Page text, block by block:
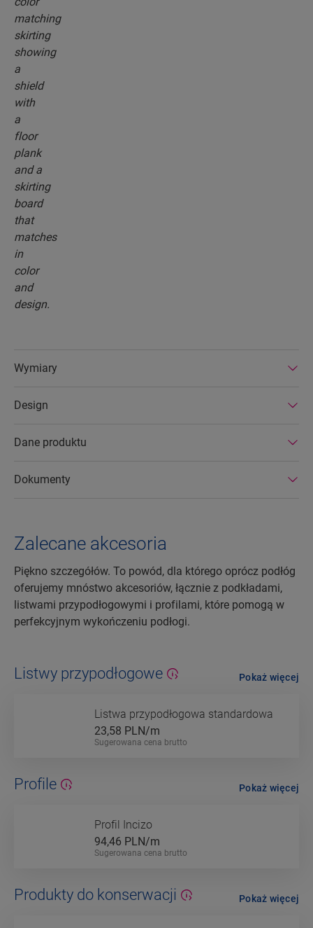
do koloru wybranej podłogi.
Wymiary
Design
Dane produktu
Dokumenty
Zalecane akcesoria
Piękno szczegółów. To powód, dla którego oprócz podłóg
oferujemy mnóstwo akcesoriów, łącznie z podkładami,
listwami przypodłogowymi i profilami, które pomogą w
perfekcyjnym wykończeniu podłogi.
Listwy przypodłogowe
Listwa przypodłogowa standardowa
23,58 PLN/m
Sugerowana cena brutto
Pokaż więcej
Profile
Profil Incizo
94,46 PLN/m
Sugerowana cena brutto
Pokaż więcej
Produkty do konserwacji Pokaż więcej